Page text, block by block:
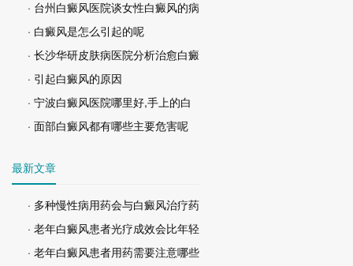
· 台州白癜风医院谈女性白癜风的病
· 白癜风是怎么引起的呢
· 长沙华研皮肤病医院分析治愈白癜
· 引起白癜风的原因
· 宁波白癜风医院哪里好,手上的白
· 面部白癜风都有哪些主要危害呢
最新文章
· 多种慢性病用药会与白癜风治疗药
· 老年白癜风患者光疗成效会比年轻
· 老年白癜风患者用药需要注意哪些